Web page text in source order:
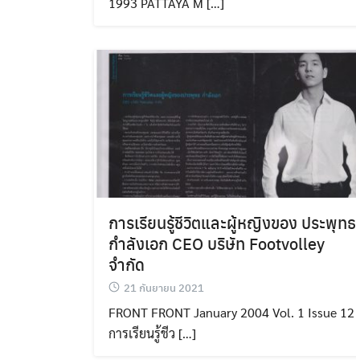
การเรียนรู้ชีวิตและผู้หญิงของ ประพุทธ
กำลังเอก CEO บริษัท Footvolley
จำกัด
21 กันยายน 2021
FRONT FRONT January 2004 Vol. 1 Issue 12
การเรียนรู้ชีว […]